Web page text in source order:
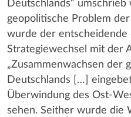
Deutschlands“
geopolitische Problem
wurde der entscheidende
Strategiewechsel mit der
„Zusammenwachsen der
Deutschlands […]
Überwindung des Ost-
sehen. Seither wurde die